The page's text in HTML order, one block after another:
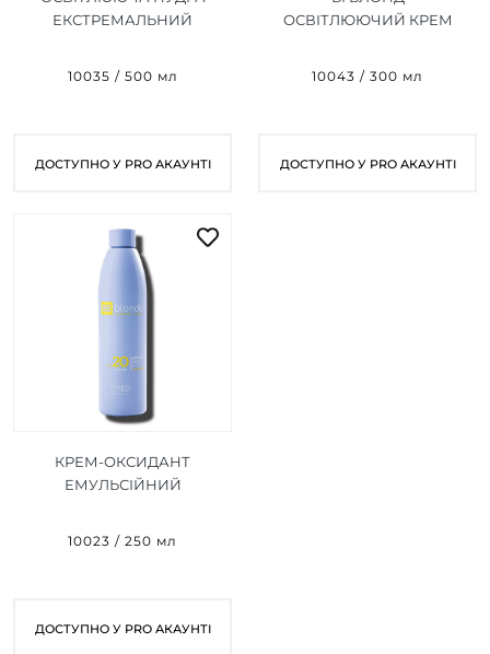
ЕКСТРЕМАЛЬНИЙ
SILVER 10 500 MG
10035 / 500 мл
ДОСТУПНО У PRO АКАУНТІ
ОСВІТЛЮЮЧИЙ КРЕМ
BLACK 9 300 ML
10043 / 300 мл
ДОСТУПНО У PRO АКАУНТІ
КРЕМ-ОКСИДАНТ
ЕМУЛЬСІЙНИЙ
250 ML (6% - 20 VOL)
10023 / 250 мл
ДОСТУПНО У PRO АКАУНТІ